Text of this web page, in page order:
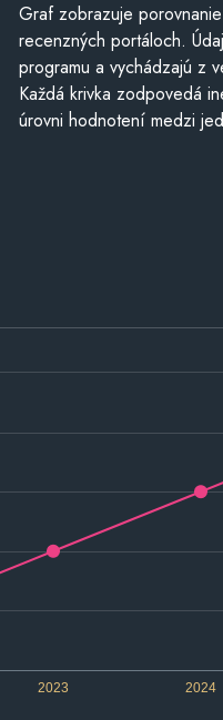
Graf zobrazuje
recenzných portáloch.
programu a vychádzajú z
Každá krivka zodpovedá
úrovni hodnotení medzi
2023 2024